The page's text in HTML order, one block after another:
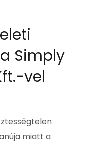
Simply
vel
miatt a